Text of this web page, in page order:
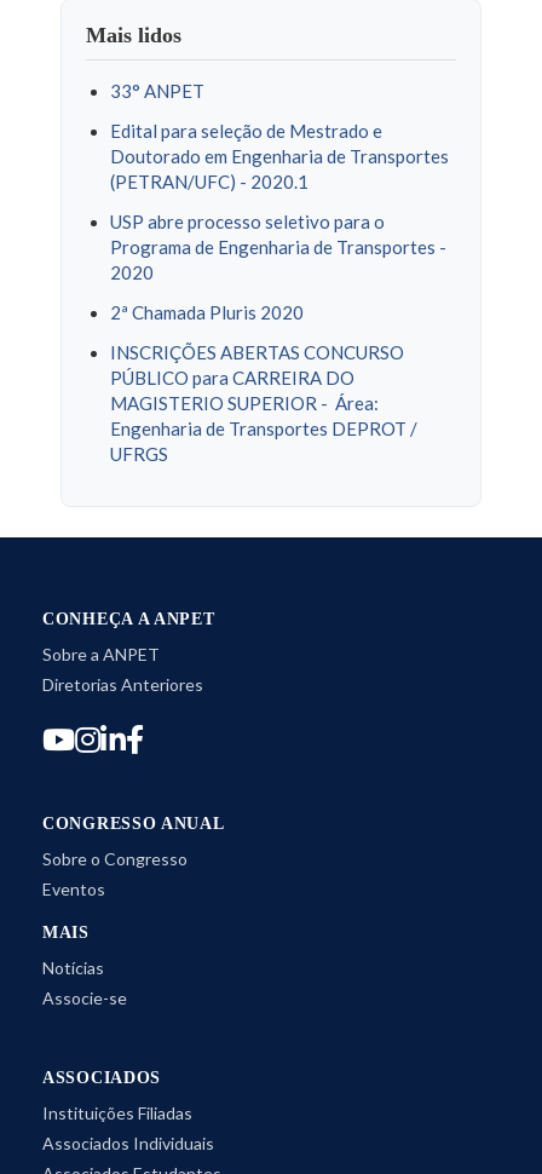
Mais lidos
33° ANPET
Edital para seleção de Mestrado e
Doutorado em Engenharia de Transportes
(PETRAN/UFC) - 2020.1
USP abre processo seletivo para o
Programa de Engenharia de Transportes -
2020
2ª Chamada Pluris 2020
INSCRIÇÕES ABERTAS CONCURSO
PÚBLICO para CARREIRA DO
MAGISTERIO SUPERIOR - Área:
Engenharia de Transportes DEPROT /
UFRGS
CONHEÇA A ANPET
Sobre a ANPET
Diretorias Anteriores
CONGRESSO ANUAL
Sobre o Congresso
Eventos
MAIS
Notícias
Associe-se
ASSOCIADOS
Instituições Filiadas
Associados Individuais